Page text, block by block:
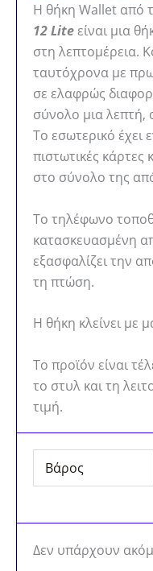
Η θήκη Wallet από
12 Liteείναι μια
στη λεπτομέρεια.
ταυτόχρονα με
σε ελαφρώς
σύνολο μια λεπτή,
Το εσωτερικό έχει
πιστωτικές κάρτες
στο σύνολο της
Το τηλέφωνο
κατασκευασμένη
εξασφαλίζει την
τη πτώση.
Η θήκη κλείνει με
Το προϊόν είναι
το στυλ και τη
τιμή.
Βάρος
Δεν υπάρχουν